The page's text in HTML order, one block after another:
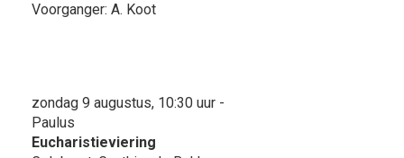
Voorganger: A. Koot
zondag 9 augustus, 10:30 uur -
Paulus
Eucharistieviering